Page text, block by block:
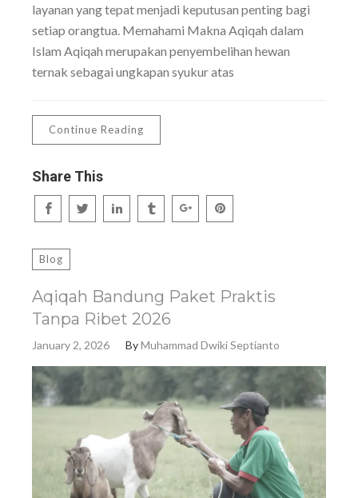
layanan yang tepat menjadi keputusan penting bagi
setiap orangtua. Memahami Makna Aqiqah dalam
Islam Aqiqah merupakan penyembelihan hewan
ternak sebagai ungkapan syukur atas
Continue Reading
Share This
Blog
Aqiqah Bandung Paket Praktis
Tanpa Ribet 2026
January 2, 2026 ByMuhammad Dwiki Septianto